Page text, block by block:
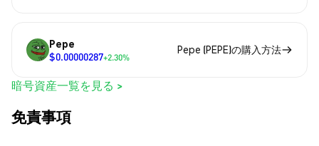
Pepe
$0.00000287+2.30%
Pepe (PEPE)の購入方法
暗号資産一覧を見る >
免責事項